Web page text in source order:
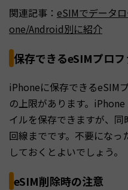
関連記事： eSIMでデータ
one/Android別に紹介
保存できるeSIMプロ
iPhoneに保存できるeSIM
の上限があります。
イルを保存できますが、
回線までです。不要にな
しておくとよいでしょう。
eSIM削除時の注意